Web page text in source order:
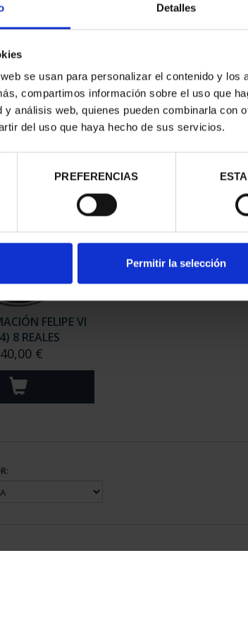
Detalles
se usan para personalizar el contenido y los
compartimos información sobre el uso que
y análisis web, quienes pueden combinarla con
del uso que haya hecho de sus servicios.
PREFERENCIAS
Permitir la selección
FELIPE VI
8 REALES
€